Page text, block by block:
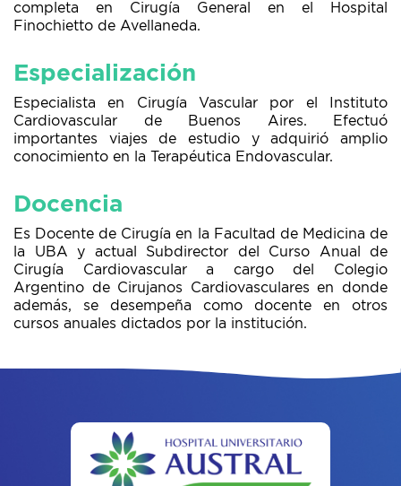
completa en Cirugía General en el Hospital
Finochietto de Avellaneda.
Especialización
Especialista en Cirugía Vascular por el Instituto
Cardiovascular de Buenos Aires. Efectuó
importantes viajes de estudio y adquirió amplio
conocimiento en la Terapéutica Endovascular.
Docencia
Es Docente de Cirugía en la Facultad de Medicina de
la UBA y actual Subdirector del Curso Anual de
Cirugía Cardiovascular a cargo del Colegio
Argentino de Cirujanos Cardiovasculares en donde
además, se desempeña como docente en otros
cursos anuales dictados por la institución.